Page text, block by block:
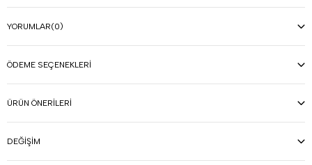
YORUMLAR(0)
ÖDEME SEÇENEKLERI
ÜRÜN ÖNERILERI
DEĞIŞIM